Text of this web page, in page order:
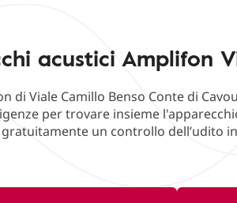
acustici Amplifon
di Viale Camillo Benso Conte di
per trovare insieme
gratuitamente un controllo dell’udito